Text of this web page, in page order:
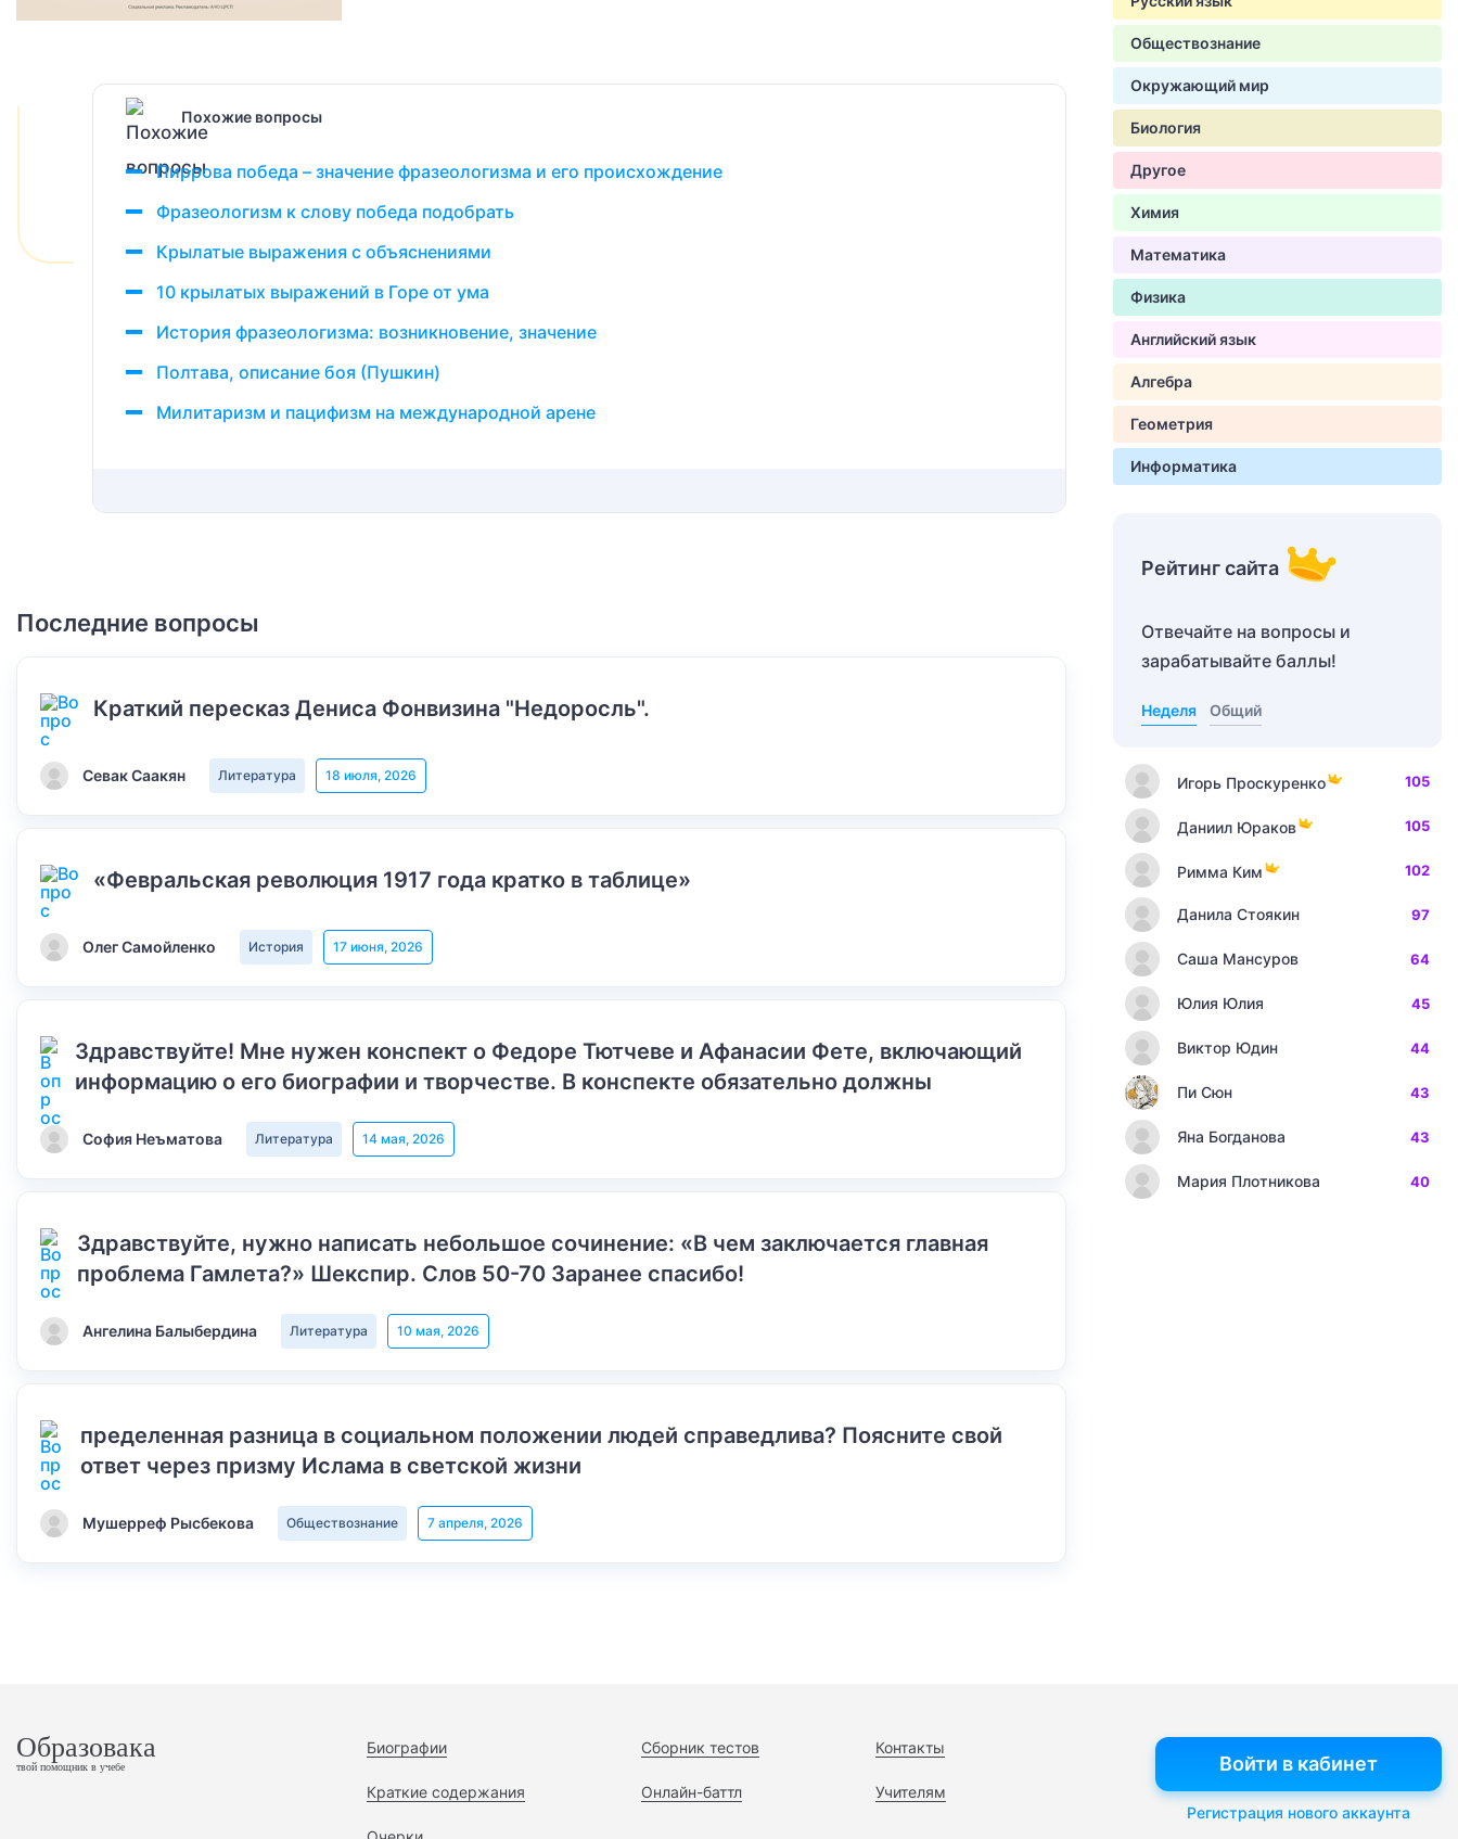
Похожие вопросы
Пиррова победа – значение фразеологизма и его происхождение
Фразеологизм к слову победа подобрать
Крылатые выражения с объяснениями
10 крылатых выражений в Горе от ума
История фразеологизма: возникновение, значение
Полтава, описание боя (Пушкин)
Милитаризм и пацифизм на международной арене
Последние вопросы
Краткий пересказ Дениса Фонвизина "Недоросль".
Севак Саакян Литература 18 июля, 2026
«Февральская революция 1917 года кратко в таблице»
Олег Самойленко История 17 июня, 2026
Здравствуйте! Мне нужен конспект о Федоре Тютчеве и Афанасии Фете, включающий
информацию о его биографии и творчестве. В конспекте обязательно должны
София Неъматова Литература 14 мая, 2026
Здравствуйте, нужно написать небольшое сочинение: «В чем заключается главная
проблема Гамлета?» Шекспир. Слов 50-70 Заранее спасибо!
Ангелина Балыбердина Литература 10 мая, 2026
пределенная разница в социальном положении людей справедлива? Поясните свой
ответ через призму Ислама в светской жизни
Мушерреф Рысбекова Обществознание 7 апреля, 2026
Обществознание
Окружающий мир
Биология
Другое
Химия
Математика
Физика
Английский язык
Алгебра
Геометрия
Информатика
Рейтинг сайта
Отвечайте на вопросы и
зарабатывайте баллы!
Неделя Общий
Игорь Проскуренко 105
Даниил Юраков 105
Римма Ким 102
Данила Стоякин 97
Саша Мансуров 64
Юлия Юлия 45
Виктор Юдин 44
Пи Сюн 43
Яна Богданова 43
Мария Плотникова 40
Образовака
твой помощник в учебе
Биографии
Краткие содержания
Сборник тестов
Онлайн-баттл
Контакты
Учителям
Войти в кабинет
Регистрация нового аккаунта